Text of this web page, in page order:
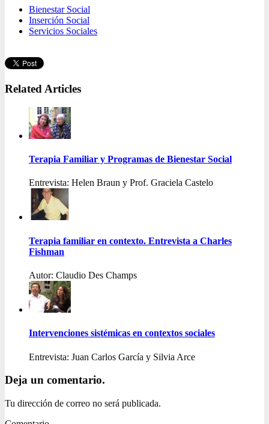
Bienestar Social
Inserción Social
Servicios Sociales
Related Articles
Terapia Familiar y Programas de Bienestar Social
Entrevista: Helen Braun y Prof. Graciela Castelo
Terapia familiar en contexto. Entrevista a Charles
Fishman
Autor: Claudio Des Champs
Intervenciones sistémicas en contextos sociales
Entrevista: Juan Carlos García y Silvia Arce
Deja un comentario.
Tu dirección de correo no será publicada.